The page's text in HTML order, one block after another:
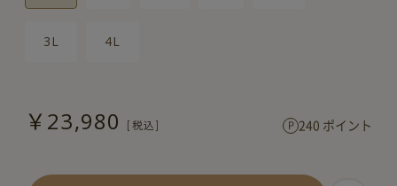
3L 4L
￥23,980 240 ポイント